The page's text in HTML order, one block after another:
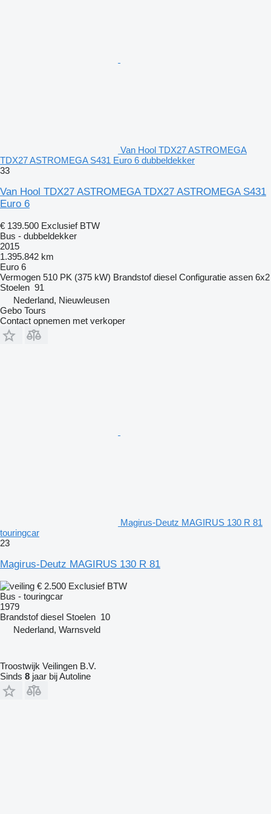
Van Hool TDX27 ASTROMEGA
TDX27 ASTROMEGA S431 Euro 6 dubbeldekker
33
Van Hool TDX27 ASTROMEGA TDX27 ASTROMEGA S431
Euro 6
€ 139.500 Exclusief BTW
Bus - dubbeldekker
2015
1.395.842 km
Euro 6
Vermogen 510 PK (375 kW) Brandstof diesel Configuratie assen 6x2
Stoelen 91
Nederland, Nieuwleusen
Gebo Tours
Contact opnemen met verkoper
Magirus-Deutz MAGIRUS 130 R 81
touringcar
23
Magirus-Deutz MAGIRUS 130 R 81
€ 2.500 Exclusief BTW
Bus - touringcar
1979
Brandstof diesel Stoelen 10
Nederland, Warnsveld
Troostwijk Veilingen B.V.
Sinds 8 jaar bij Autoline